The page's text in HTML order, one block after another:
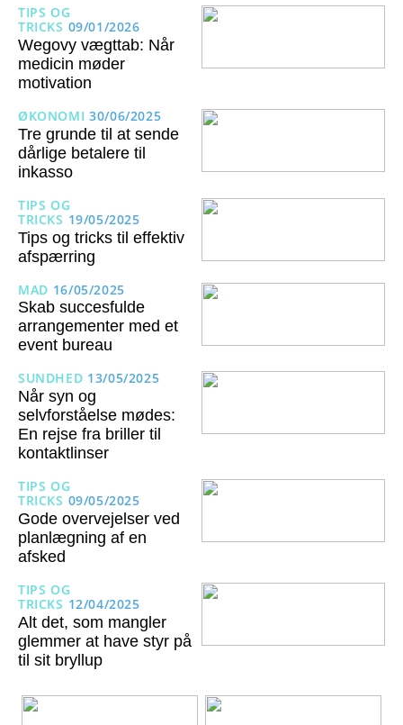
TIPS OG
TRICKS 09/01/2026
Wegovy vægttab: Når
medicin møder
motivation
ØKONOMI 30/06/2025
Tre grunde til at sende
dårlige betalere til
inkasso
TIPS OG
TRICKS 19/05/2025
Tips og tricks til effektiv
afspærring
MAD 16/05/2025
Skab succesfulde
arrangementer med et
event bureau
SUNDHED 13/05/2025
Når syn og
selvforståelse mødes:
En rejse fra briller til
kontaktlinser
TIPS OG
TRICKS 09/05/2025
Gode overvejelser ved
planlægning af en
afsked
TIPS OG
TRICKS 12/04/2025
Alt det, som mangler
glemmer at have styr på
til sit bryllup